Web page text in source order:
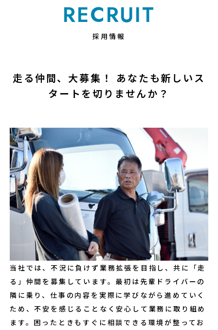
RECRUIT
採用情報
走る仲間、大募集！ あなたも新しいス
タートを切りませんか？
当社では、不況に負けず業務拡張を目指し、共に「走
る」仲間を募集しています。最初は先輩ドライバーの
隣に乗り、仕事の内容を実際に学びながら進めていく
ため、不安を感じることなく安心して業務に取り組め
ます。困ったときもすぐに相談できる環境が整ってお